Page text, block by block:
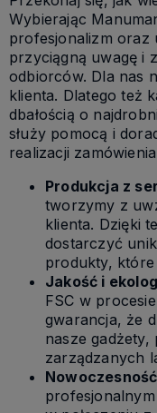
Wybierając
profesjonalizm oraz
przyciągną uwagę i
odbiorców. Dla nas
klienta. Dlatego też
dbałością o
służy pomocą i
realizacji
Produkcja z
tworzymy z
klienta. Dzięki
dostarczyć
produkty, które
Jakość i
FSC w
gwarancja, że
nasze gadżety,
zarządzanych